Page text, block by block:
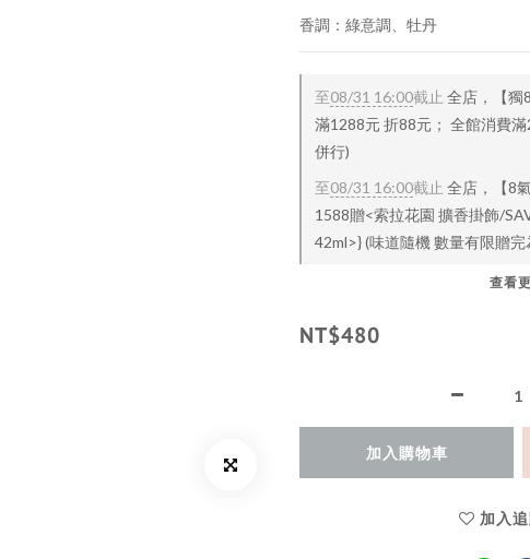
香調：綠意調、牡丹
至08/31 16:00截止 全店，【獨
滿1288元 折88元； 全館消費
併行)
至08/31 16:00截止 全店，【8
1588贈<索拉花園 擴香掛飾/
42ml>} (味道隨機 數量有限贈完
查看
NT$480
加入購物車
加入